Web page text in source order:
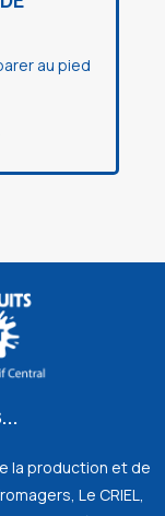
au pied
la production et de
Le CRIEL,